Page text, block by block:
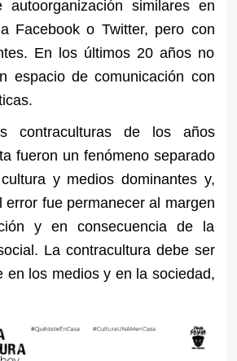
autoorganización similares en
Facebook o Twitter, pero con
En los últimos 20 años no
espacio de comunicación con
contraculturas de los años
fueron un fenómeno separado
y medios dominantes y,
error fue permanecer al margen
y en consecuencia de la
La contracultura debe ser
en los medios y en la sociedad,